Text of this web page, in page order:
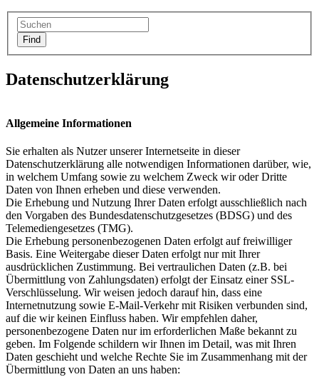
Datenschutzerklärung
Allgemeine Informationen
Sie erhalten als Nutzer unserer Internetseite in dieser
Datenschutzerklärung alle notwendigen Informationen darüber, wie,
in welchem Umfang sowie zu welchem Zweck wir oder Dritte
Daten von Ihnen erheben und diese verwenden.
Die Erhebung und Nutzung Ihrer Daten erfolgt ausschließlich nach
den Vorgaben des Bundesdatenschutzgesetzes (BDSG) und des
Telemediengesetzes (TMG).
Die Erhebung personenbezogenen Daten erfolgt auf freiwilliger
Basis. Eine Weitergabe dieser Daten erfolgt nur mit Ihrer
ausdrücklichen Zustimmung. Bei vertraulichen Daten (z.B. bei
Übermittlung von Zahlungsdaten) erfolgt der Einsatz einer SSL-
Verschlüsselung. Wir weisen jedoch darauf hin, dass eine
Internetnutzung sowie E-Mail-Verkehr mit Risiken verbunden sind,
auf die wir keinen Einfluss haben. Wir empfehlen daher,
personenbezogene Daten nur im erforderlichen Maße bekannt zu
geben. Im Folgende schildern wir Ihnen im Detail, was mit Ihren
Daten geschieht und welche Rechte Sie im Zusammenhang mit der
Übermittlung von Daten an uns haben: